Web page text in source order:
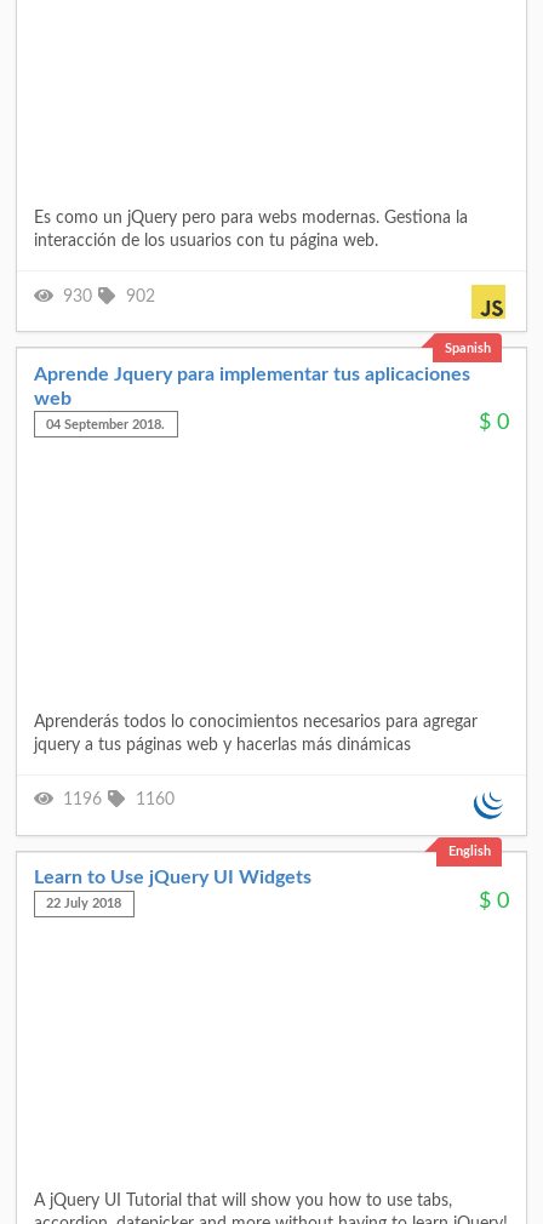
Es como un jQuery pero para webs modernas. Gestiona la
interacción de los usuarios con tu página web.
930 902
Spanish
Aprende Jquery para implementar tus aplicaciones
web
04 September 2018. $ 0
Aprenderás todos lo conocimientos necesarios para agregar
jquery a tus páginas web y hacerlas más dinámicas
1196 1160
English
Learn to Use jQuery UI Widgets
22 July 2018 $ 0
A jQuery UI Tutorial that will show you how to use tabs,